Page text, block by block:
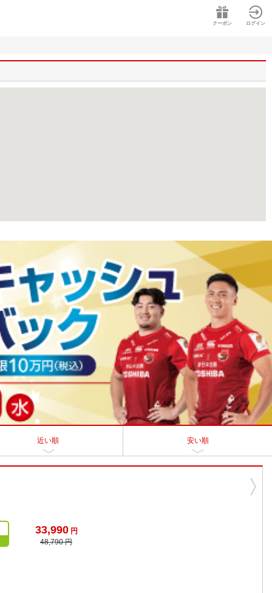
クーポン ログイン
近い順 安い順
33,990円
48,790 円